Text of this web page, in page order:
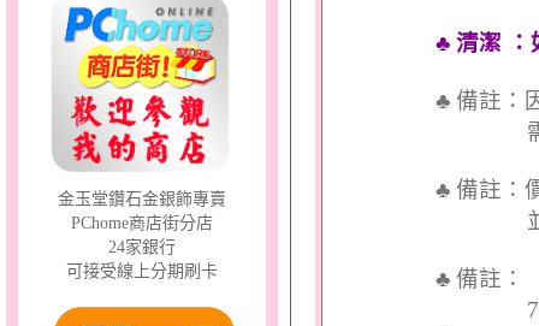
金玉堂鑽石金銀飾專賣
PChome商店街分店
24家銀行
可接受線上分期刷卡
♣ 清潔 ：
♣ 備註：
需依實
♣ 備註：
並交付
♣ 備註：
7個工